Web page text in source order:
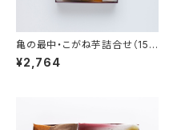
亀の最中・こがね芋詰合せ（15
個入り）
¥2,764